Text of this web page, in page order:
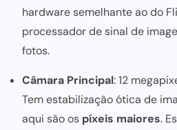
hardware semelhante ao do
processador de sinal de
fotos.
Câmara Principal: 12
Tem estabilização ótica de
aqui são os píxeis maiores.